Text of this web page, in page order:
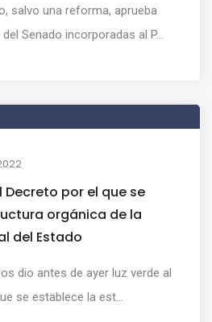
salvo una reforma, aprueba
Senado incorporadas al P...
Decreto por el que se
orgánica de la
del Estado
dio antes de ayer luz verde al
se establece la est...